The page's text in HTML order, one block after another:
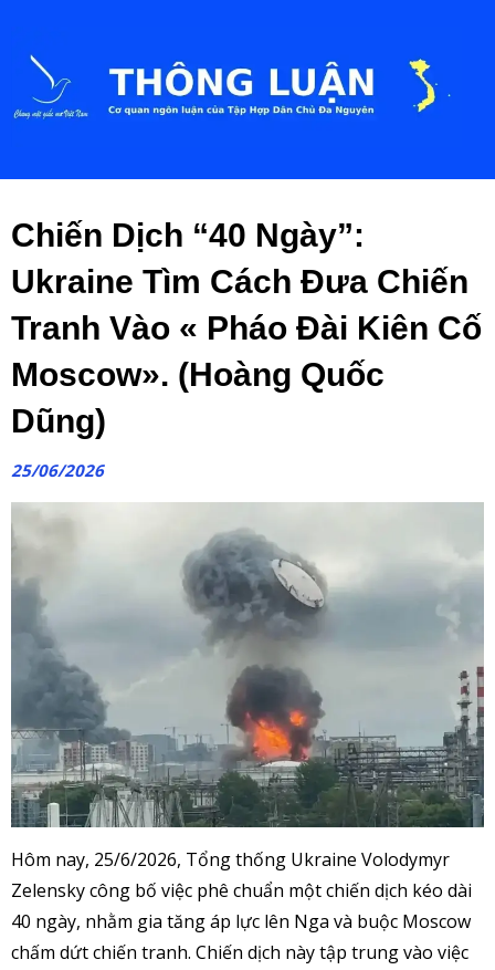
Chiến Dịch “40 Ngày”:
Ukraine Tìm Cách Đưa Chiến
Tranh Vào « Pháo Đài Kiên Cố
Moscow». (Hoàng Quốc
Dũng)
25/06/2026
Hôm nay, 25/6/2026, Tổng thống Ukraine Volodymyr
Zelensky công bố việc phê chuẩn một chiến dịch kéo dài
40 ngày, nhằm gia tăng áp lực lên Nga và buộc Moscow
chấm dứt chiến tranh. Chiến dịch này tập trung vào việc